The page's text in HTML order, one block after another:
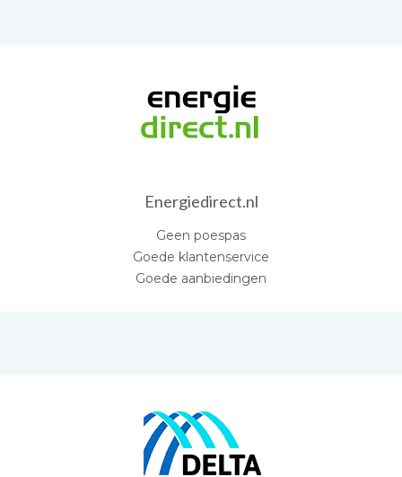
Energiedirect.nl
Geen poespas
Goede klantenservice
Goede aanbiedingen